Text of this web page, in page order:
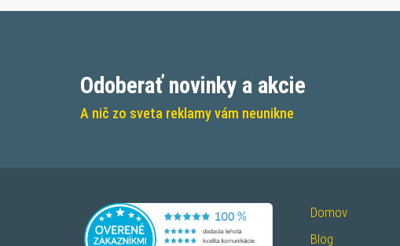
Odoberať novinky a akcie
A nič zo sveta reklamy vám neunikne
Domov
Blog